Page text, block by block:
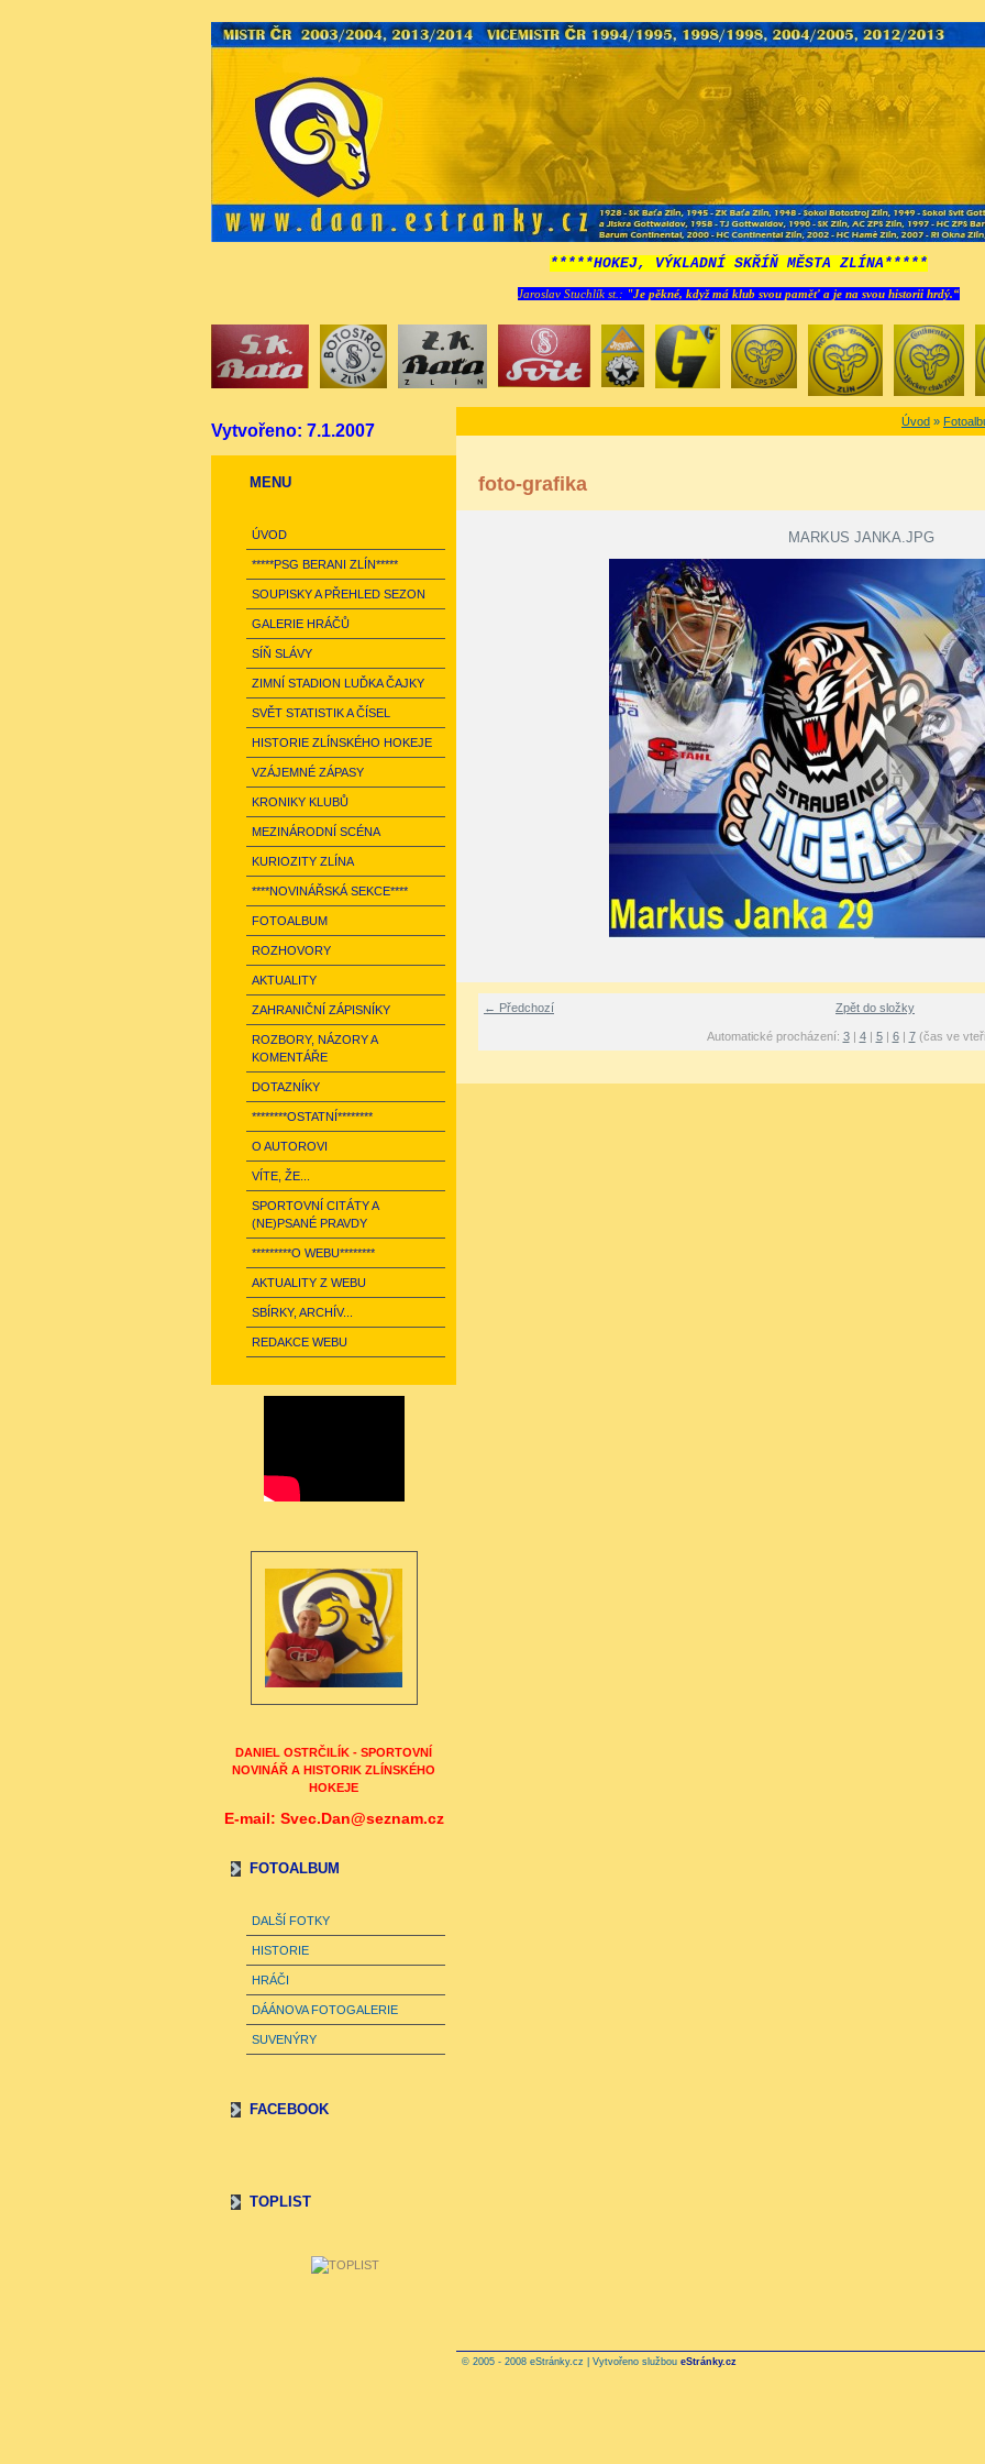
*****HOKEJ, VÝKLADNÍ SKŘÍŇ MĚSTA ZLÍNA*****
Jaroslav Stuchlík st.: "Je pěkné, když má klub svou paměť a je na svou historii hrdý.“
Vytvořeno: 7.1.2007
MENU
ÚVOD
*****PSG BERANI ZLÍN*****
SOUPISKY A PŘEHLED SEZON
GALERIE HRÁČŮ
SÍŇ SLÁVY
ZIMNÍ STADION LUĎKA ČAJKY
SVĚT STATISTIK A ČÍSEL
HISTORIE ZLÍNSKÉHO HOKEJE
VZÁJEMNÉ ZÁPASY
KRONIKY KLUBŮ
MEZINÁRODNÍ SCÉNA
KURIOZITY ZLÍNA
****NOVINÁŘSKÁ SEKCE****
FOTOALBUM
ROZHOVORY
AKTUALITY
ZAHRANIČNÍ ZÁPISNÍKY
ROZBORY, NÁZORY A
KOMENTÁŘE
DOTAZNÍKY
********OSTATNÍ********
O AUTOROVI
VÍTE, ŽE...
SPORTOVNÍ CITÁTY A
(NE)PSANÉ PRAVDY
*********O WEBU********
AKTUALITY Z WEBU
SBÍRKY, ARCHÍV...
REDAKCE WEBU
DANIEL OSTRČILÍK - SPORTOVNÍ
NOVINÁŘ A HISTORIK ZLÍNSKÉHO
HOKEJE
E-mail: Svec.Dan@seznam.cz
FOTOALBUM
DALŠÍ FOTKY
HISTORIE
HRÁČI
DÁÁNOVA FOTOGALERIE
SUVENÝRY
FACEBOOK
TOPLIST
Úvod »
foto-grafika
MARKUS JANKA.JPG
← Předchozí Zpět do složky
Automatické procházení: 3| 4| 5| 6| 7(čas ve
© 2005 - 2008 eStránky.cz | Vytvořeno službou eStránky.cz